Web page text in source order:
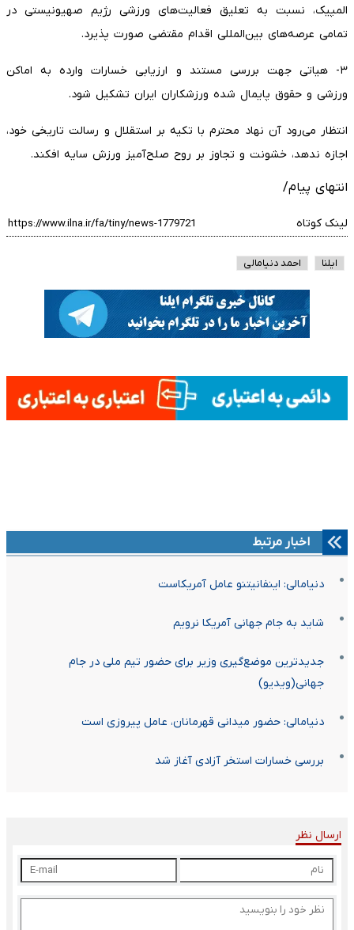
المپیک، نسبت به تعلیق فعالیت‌های ورزشی رژیم صهیونیستی در
تمامی عرصه‌های بین‌المللی اقدام مقتضی صورت پذیرد.
۳- هیاتی جهت بررسی مستند و ارزیابی خسارات وارده به اماکن
ورزشی و حقوق پایمال شده ورزشکاران ایران تشکیل شود.
انتظار می‌رود آن نهاد محترم با تکیه بر استقلال و رسالت تاریخی خود،
اجازه ندهد، خشونت و تجاوز بر روح صلح‌آمیز ورزش سایه افکند.
انتهای پیام/
لینک کوتاه
ایلنا احمد دنیامالی
اخبار مرتبط
دنیامالی: اینفانیتنو عامل آمریکاست
شاید به جام جهانی آمریکا نرویم
جدیدترین موضع‌گیری وزیر برای حضور تیم ملی در جام
جهانی(ویدیو)
دنیامالی: حضور میدانی قهرمانان، عامل پیروزی است
بررسی خسارات استخر آزادی آغاز شد
ارسال نظر